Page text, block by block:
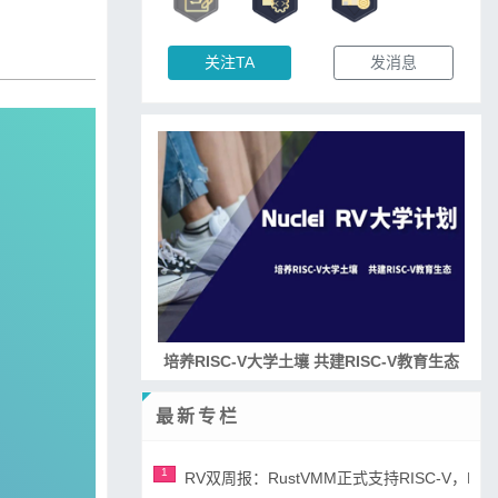
关注TA 发消息
培养RISC-V大学土壤 共建RISC-V教育生态
最新专栏
1 RV双周报：RustVMM正式支持RISC-V，